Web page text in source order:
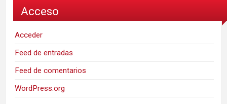
Acceso
Acceder
Feed de entradas
Feed de comentarios
WordPress.org